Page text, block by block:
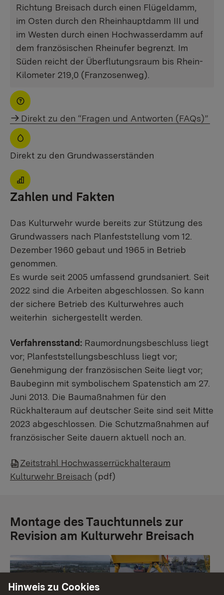
Richtung Breisach durch einen Flügeldamm,
im Osten durch den Rheinhauptdamm III und
im Westen durch einen Hochwasserdamm auf
dem französischen Rheinufer begrenzt. Im
Süden reicht der Überflutungsraum bis Rhein-
Kilometer 219,0 (Franzosenweg).
Direkt zu den “Fragen und Antworten (FAQs)”
Direkt zu den Grundwasserständen
Zahlen und Fakten
Das Kulturwehr wurde bereits zur Stützung des
Grundwassers nach Planfeststellung vom 12.
Dezember 1960 gebaut und 1965 in Betrieb
genommen.
Es wurde seit 2005 umfassend grundsaniert. Seit
2022 sind die Arbeiten abgeschlossen. So kann
der sichere Betrieb des Kulturwehres auch
weiterhin sichergestellt werden.
Verfahrensstand: Raumordnungsbeschluss liegt
vor; Planfeststellungsbeschluss liegt vor;
Genehmigung der französischen Seite liegt vor;
Baubeginn mit symbolischem Spatenstich am 27.
Juni 2013. Die Baumaßnahmen für den
Rückhalteraum auf deutscher Seite sind seit Mitte
2023 abgeschlossen. Die Schutzmaßnahmen auf
französischer Seite dauern aktuell noch an.
Zeitstrahl Hochwasserrückhalteraum
Kulturwehr Breisach (pdf)
Montage des Tauchtunnels zur
Revision am Kulturwehr Breisach
Show larger version Show larger version
Hinweis zu Cookies